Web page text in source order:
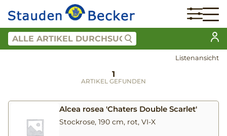
Listenansicht
1
ARTIKEL GEFUNDEN
Alcea rosea 'Chaters Double Scarlet'
Stockrose, 190 cm, rot, VI-X